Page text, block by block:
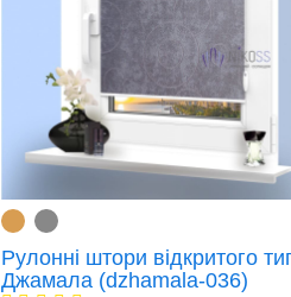
Рулонні штори відкритого
Джамала (dzhamala-036)